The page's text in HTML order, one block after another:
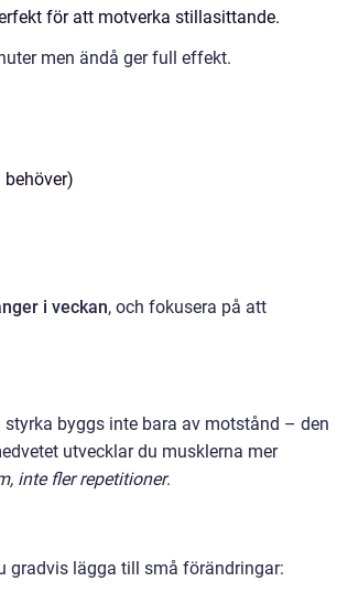
för att motverka stillasittande.
men ändå ger full effekt.
i veckan, och fokusera på att
byggs inte bara av motstånd – den
utvecklar du musklerna mer
inte fler repetitioner.
gradvis lägga till små förändringar: